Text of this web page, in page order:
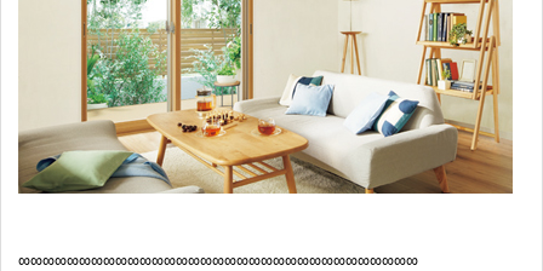
∞∞∞∞∞∞∞∞∞∞∞∞∞∞∞∞∞∞∞∞∞∞∞∞∞∞∞∞∞∞∞∞∞